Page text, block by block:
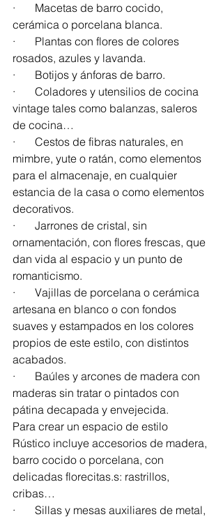
·       Macetas de barro cocido,
cerámica o porcelana blanca.
·       Plantas con flores de colores
rosados, azules y lavanda.
·       Botijos y ánforas de barro.
·       Coladores y utensilios de cocina
vintage tales como balanzas, saleros
de cocina…
·       Cestos de fibras naturales, en
mimbre, yute o ratán, como elementos
para el almacenaje, en cualquier
estancia de la casa o como elementos
decorativos.
·       Jarrones de cristal, sin
ornamentación, con flores frescas, que
dan vida al espacio y un punto de
romanticismo.
·       Vajillas de porcelana o cerámica
artesana en blanco o con fondos
suaves y estampados en los colores
propios de este estilo, con distintos
acabados.
·       Baúles y arcones de madera con
maderas sin tratar o pintados con
pátina decapada y envejecida.
Para crear un espacio de estilo
Rústico incluye accesorios de madera,
barro cocido o porcelana, con
delicadas florecitas.s: rastrillos,
cribas…
·       Sillas y mesas auxiliares de metal,